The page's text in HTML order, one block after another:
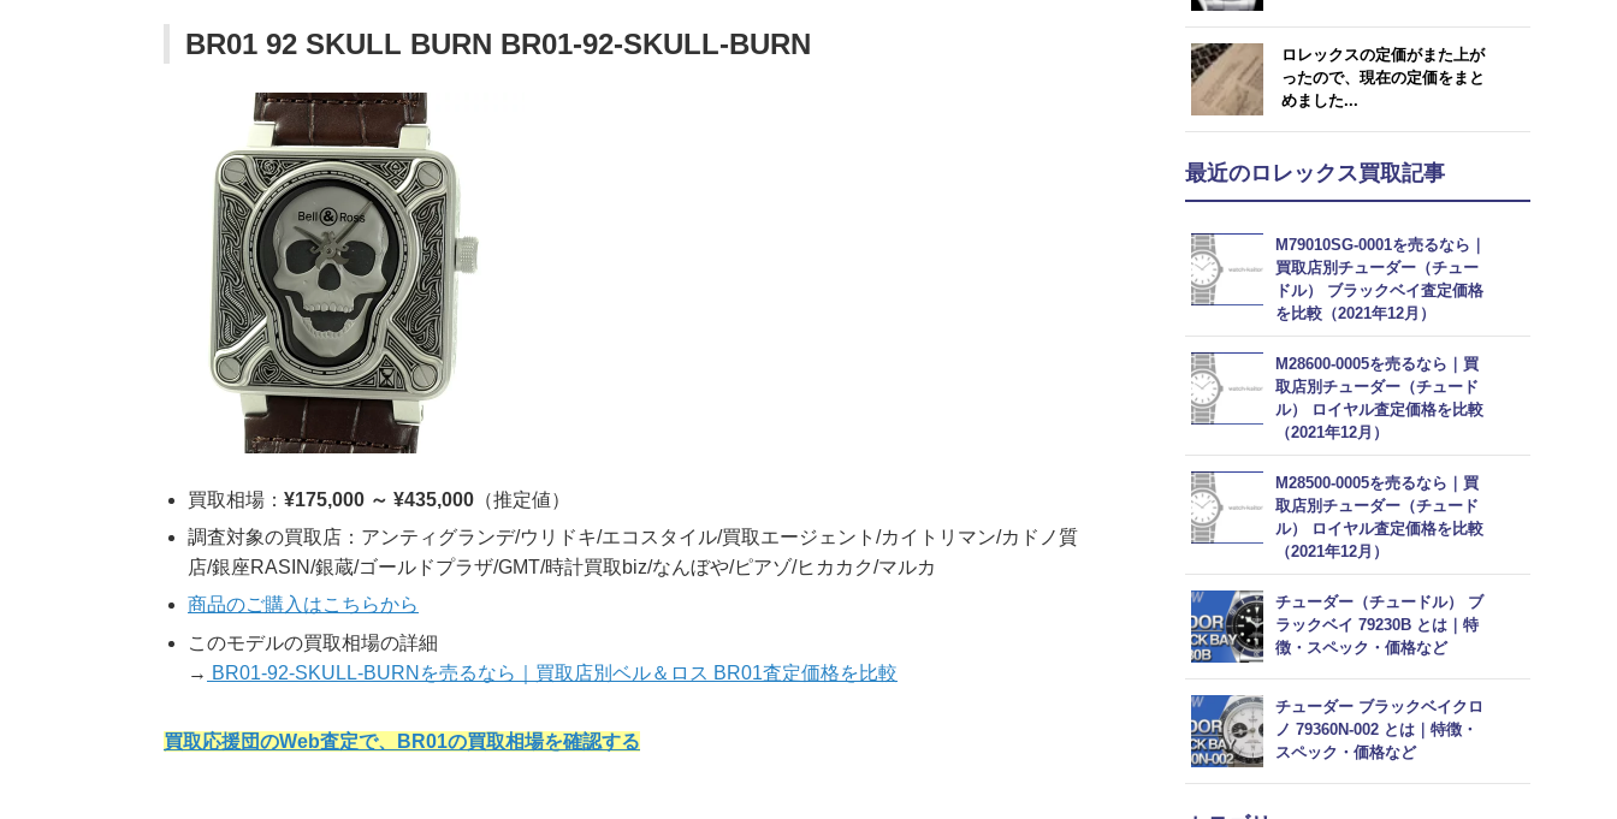
BR01 92 SKULL BURN BR01-92-SKULL-BURN
買取相場： ¥175,000 ～ ¥435,000 （推定値）
調査対象の買取店：アンティグランデ/ウリドキ/エコスタイル/買取エージェント/カイトリマン/カドノ質
店/銀座RASIN/銀蔵/ゴールドプラザ/GMT/時計買取biz/なんぼや/ピアゾ/ヒカカク/マルカ
商品のご購入はこちらから
このモデルの買取相場の詳細
→ BR01-92-SKULL-BURNを売るなら｜買取店別ベル＆ロス BR01査定価格を比較
買取応援団のWeb査定で、BR01の買取相場を確認する
ロレックスの定価がまた上が
ったので、現在の定価をまと
めました...
最近のロレックス買取記事
M79010SG-0001を売るなら｜
買取店別チューダー（チュー
ドル） ブラックベイ査定価格
を比較（2021年12月）
M28600-0005を売るなら｜買
取店別チューダー（チュード
ル） ロイヤル査定価格を比較
（2021年12月）
M28500-0005を売るなら｜買
取店別チューダー（チュード
ル） ロイヤル査定価格を比較
（2021年12月）
チューダー（チュードル） ブ
ラックベイ 79230B とは｜特
徴・スペック・価格など
チューダー ブラックベイクロ
ノ 79360N-002 とは｜特徴・
スペック・価格など